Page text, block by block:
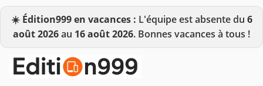
☀️ Édition999 en vacances : L'équipe est absente du 6
août 2026au 16 août 2026. Bonnes vacances à tous !